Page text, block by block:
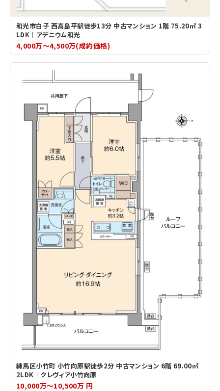
和光市白子 西高島平駅徒歩13分 中古マンション 1階 75.20㎡ 3
LDK｜アデニウム和光
4,000万～4,500万(成約価格)
練馬区小竹町 小竹向原駅徒歩2分 中古マンション 6階 69.00㎡
2LDK｜クレヴィア小竹向原
10,000万～10,500万 円